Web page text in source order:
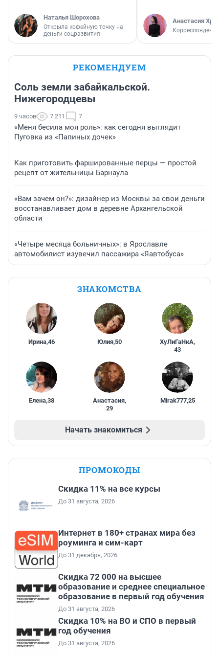
Наталья Шорохова
Открыла кофейную точку на
деньги соцразвития
Анастасия
Корреспондент
РЕКОМЕНДУЕМ
Соль земли забайкальской.
Нижегородцевы
9 часов 7 211 7
«Меня бесила моя роль»: как сегодня выглядит
Пуговка из «Папиных дочек»
Как приготовить фаршированные перцы — простой
рецепт от жительницы Барнаула
«Вам зачем он?»: дизайнер из Москвы за свои деньги
восстанавливает дом в деревне Архангельской
области
«Четыре месяца больничных»: в Ярославле
автомобилист изувечил пассажира «Яавтобуса»
ЗНАКОМСТВА
Ирина,46 Юлия,50 ХуЛиГаНкА,
43
Елена,38 Анастасия,
29
Mirak777,25
Начать знакомиться
ПРОМОКОДЫ
Скидка 11% на все курсы
До 31 августа, 2026
Интернет в 180+ странах мира без
роуминга и сим-карт
До 31 декабря, 2026
Скидка 72 000 на высшее
образование и среднее специальное
образование в первый год обучения
До 31 августа, 2026
Скидка 10% на ВО и СПО в первый
год обучения
До 31 августа, 2026